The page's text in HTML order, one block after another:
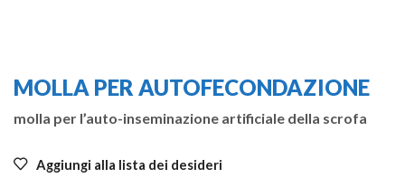
MOLLA PER AUTOFECONDAZIONE
molla per l’auto-inseminazione artificiale della scrofa
Aggiungi alla lista dei desideri